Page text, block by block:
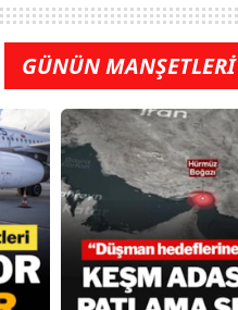
GÜNÜN MANŞETLERİ